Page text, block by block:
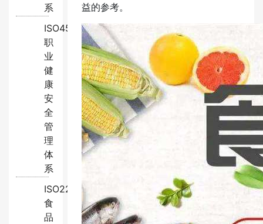
系
ISO45001:2018
职
业
健
康
安
全
管
理
体
系
ISO22000:2018
食
品
益的参考。